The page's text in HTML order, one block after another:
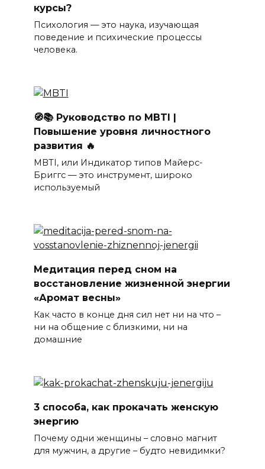
курсы?
Психология — это наука, изучающая
поведение и психические процессы
человека.
🧭📚 Руководство по MBTI |
Повышение уровня личностного
развития 🔥
MBTI, или Индикатор типов Майерс-
Бриггс — это инструмент, широко
используемый
Медитация перед сном на
восстановление жизненной энергии
«Аромат весны»
Как часто в конце дня сил нет ни на что –
ни на общение с близкими, ни на
домашние
3 способа, как прокачать женскую
энергию
Почему одни женщины – словно магнит
для мужчин, а другие – будто невидимки?